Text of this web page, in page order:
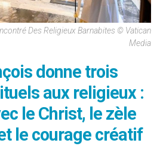
Des Religieux Barnabites © Vatican
Media
donne trois
aux religieux :
le Christ, le zèle
le courage créatif